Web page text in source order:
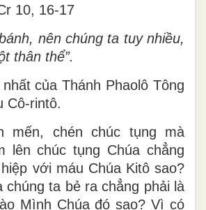
10, 16-17
nên chúng ta tuy nhiều,
thân thể”.
của Thánh Phaolô Tông
Cô-rintô.
mến, chén chúc tụng mà
lên chúc tụng Chúa chẳng
với máu Chúa Kitô sao?
chúng ta bẻ ra chẳng phải là
Mình Chúa đó sao? Vì có